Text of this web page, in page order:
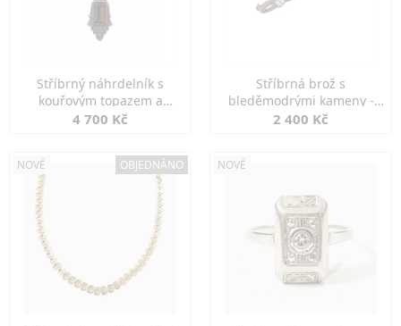
Stříbrný náhrdelník s
kouřovým topazem a
markazity
4 700 Kč
Stříbrná brož s
bleděmodrými kameny -
jemná elegance
2 400 Kč
NOVÉ OBJEDNÁNO NOVÉ